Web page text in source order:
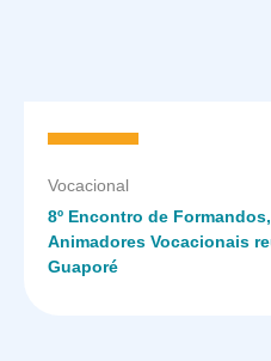
Vocacional
8º Encontro de
Animadores Vocacionais
Guaporé